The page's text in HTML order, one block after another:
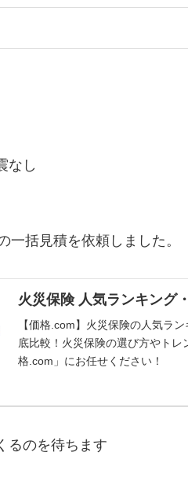
なし
一括見積を依頼しました。
火災保険 人気ランキング
【価格.com】火災保険の人気ラ
底比較！火災保険の選び方やト
格.com」にお任せください！
るのを待ちます